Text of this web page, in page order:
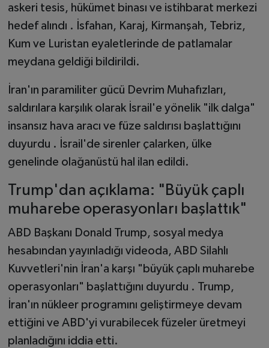
askeri tesis, hükümet binası ve istihbarat merkezi
hedef alındı . İsfahan, Karaj, Kirmanşah, Tebriz,
Kum ve Luristan eyaletlerinde de patlamalar
meydana geldiği bildirildi.
İran'ın paramiliter gücü Devrim Muhafızları,
saldırılara karşılık olarak İsrail'e yönelik "ilk dalga"
insansız hava aracı ve füze saldırısı başlattığını
duyurdu . İsrail'de sirenler çalarken, ülke
genelinde olağanüstü hal ilan edildi.
Trump'dan açıklama: "Büyük çaplı
muharebe operasyonları başlattık"
ABD Başkanı Donald Trump, sosyal medya
hesabından yayınladığı videoda, ABD Silahlı
Kuvvetleri'nin İran'a karşı "büyük çaplı muharebe
operasyonları" başlattığını duyurdu . Trump,
İran'ın nükleer programını geliştirmeye devam
ettiğini ve ABD'yi vurabilecek füzeler üretmeyi
planladığını iddia etti.